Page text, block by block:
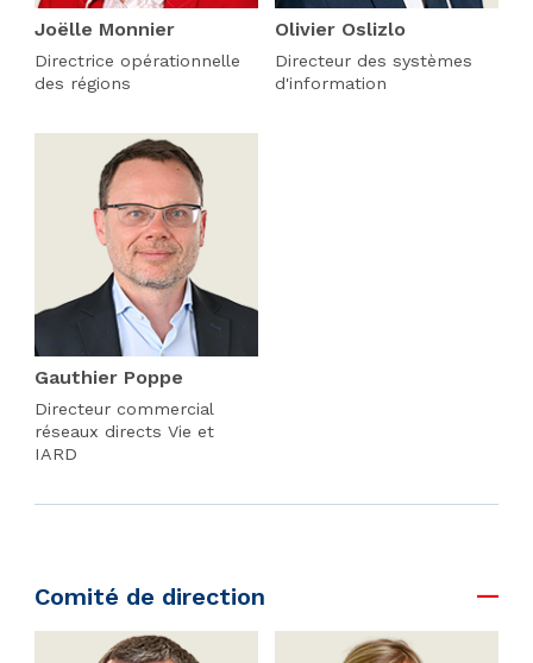
Joëlle Monnier
Directrice opérationnelle
des régions
Olivier Oslizlo
Directeur des systèmes
d'information
Gauthier Poppe
Directeur commercial
réseaux directs Vie et
IARD
Comité de direction